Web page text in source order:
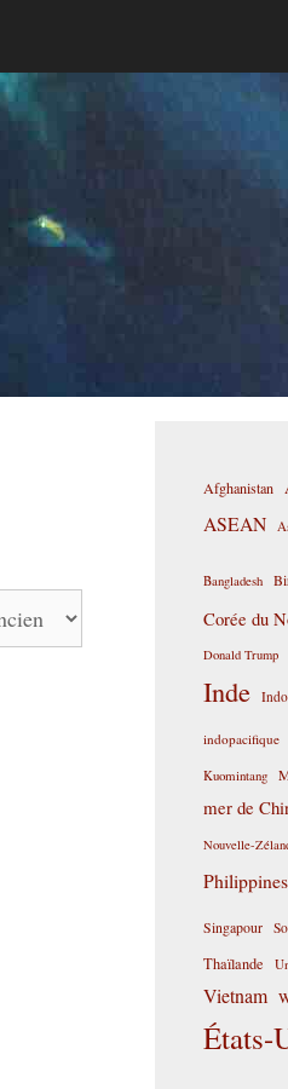
Afghanistan
ASEAN
Bangladesh
Corée du
Donald Trump
Inde
indopacifique
Kuomintang
mer de
Nouvelle-
Philippines
Singapour
Thaïlande
Vietnam
États-